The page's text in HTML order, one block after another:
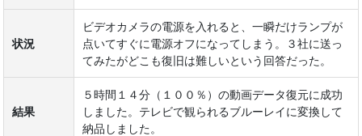
状況
ビデオカメラの電源を入れると、一瞬だけランプが
点いてすぐに電源オフになってしまう。３社に送っ
てみたがどこも復旧は難しいという回答だった。
結果
５時間１４分（１００％）の動画データ復元に成功
しました。テレビで観られるブルーレイに変換して
納品しました。